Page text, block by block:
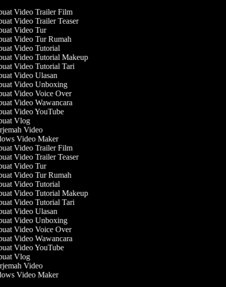
Video Trailer Film
Video Trailer Teaser
Video Tur
Video Tur Rumah
Video Tutorial
Video Tutorial Makeup
Video Tutorial Tari
Video Ulasan
Video Unboxing
Video Voice Over
Video Wawancara
Video YouTube
Vlog
Video
Video Maker
Video Trailer Film
Video Trailer Teaser
Video Tur
Video Tur Rumah
Video Tutorial
Video Tutorial Makeup
Video Tutorial Tari
Video Ulasan
Video Unboxing
Video Voice Over
Video Wawancara
Video YouTube
Vlog
Video
Video Maker